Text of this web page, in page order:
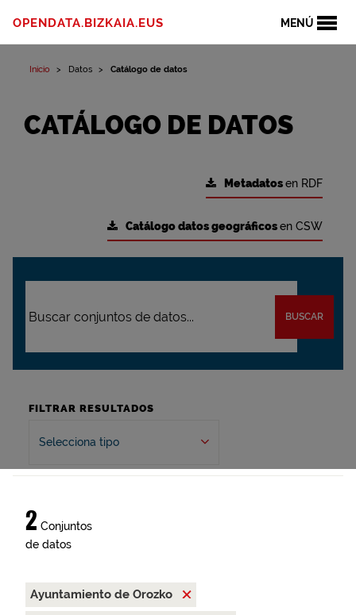
MENÚ
OPENDATA.BIZKAIA.EUS
Inicio Datos Catálogo de datos
CATÁLOGO DE DATOS
Metadatosen RDF
Catálogo datos geográficosen CSW
BUSCAR
FILTRAR RESULTADOS
Selecciona tipo
2 Conjuntos
de datos
Ayuntamiento de Orozko